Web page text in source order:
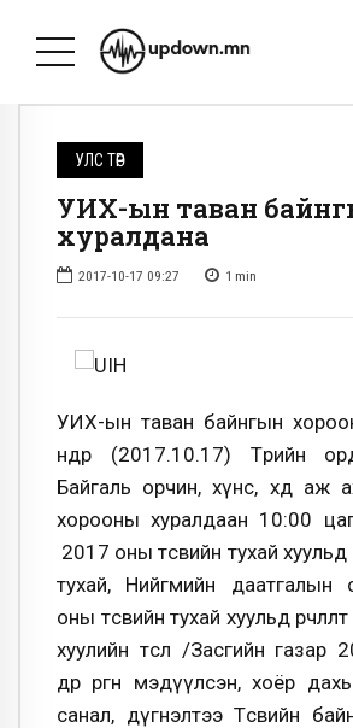
УЛС ТӨР
УИХ-ын таван
хуралдана
2017-10-17 09:27 1 min
УИХ-ын таван байнгын
өнөөдөр (2017.10.17) Төрийн
Байгаль орчин, хүнс, хөдөө аж
хорооны хуралдаан 10:00
2017 оны төсвийн тухай хуульд
тухай, Нийгмийн даатгалын
оны төсвийн тухай хуульд
хуулийн төсөл /Засгийн газар
өдөр өргөн мэдүүлсэн, хоёр
санал, дүгнэлтээ Төсвийн